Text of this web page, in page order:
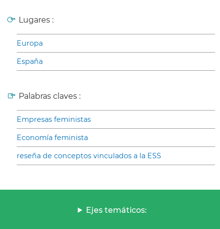
Lugares :
Europa
España
Palabras claves :
Empresas feministas
Economía feminista
reseña de conceptos vinculados a la ESS
Ejes temáticos: